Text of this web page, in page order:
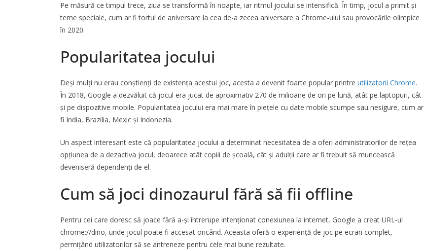
Pe măsură ce timpul trece, ziua se transformă în noapte, iar ritmul jocului se intensifică. În timp, jocul a primit și
teme speciale, cum ar fi tortul de aniversare la cea de-a zecea aniversare a Chrome-ului sau provocările olimpice
în 2020.
Popularitatea jocului
Deși mulți nu erau conștienți de existența acestui joc, acesta a devenit foarte popular printre utilizatorii Chrome.
În 2018, Google a dezvăluit că jocul era jucat de aproximativ 270 de milioane de ori pe lună, atât pe laptopuri, cât
și pe dispozitive mobile. Popularitatea jocului era mai mare în piețele cu date mobile scumpe sau nesigure, cum ar
fi India, Brazilia, Mexic și Indonezia.
Un aspect interesant este că popularitatea jocului a determinat necesitatea de a oferi administratorilor de rețea
opțiunea de a dezactiva jocul, deoarece atât copiii de școală, cât și adulții care ar fi trebuit să muncească
deveniseră dependenți de el.
Cum să joci dinozaurul fără să fii offline
Pentru cei care doresc să joace fără a-și întrerupe intenționat conexiunea la internet, Google a creat URL-ul
chrome://dino, unde jocul poate fi accesat oricând. Aceasta oferă o experiență de joc pe ecran complet,
permițând utilizatorilor să se antreneze pentru cele mai bune rezultate.